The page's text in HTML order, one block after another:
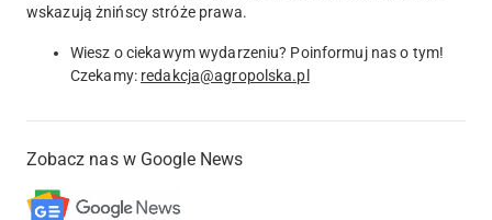
wskazują żnińscy stróże prawa.
Wiesz o ciekawym wydarzeniu? Poinformuj nas o tym!
Czekamy: redakcja@agropolska.pl
Zobacz nas w Google News